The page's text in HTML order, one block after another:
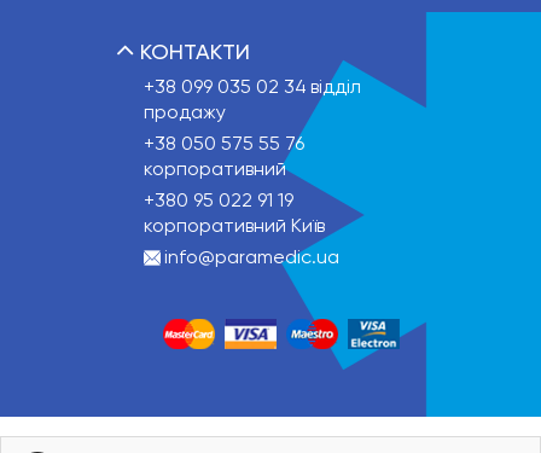
КОНТАКТИ
+38 099 035 02 34 відділ
продажу
+38 050 575 55 76
корпоративний
+380 95 022 91 19
корпоративний Київ
info@paramedic.ua